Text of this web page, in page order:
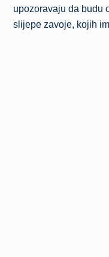
upozoravaju da budu
slijepe zavoje, kojih